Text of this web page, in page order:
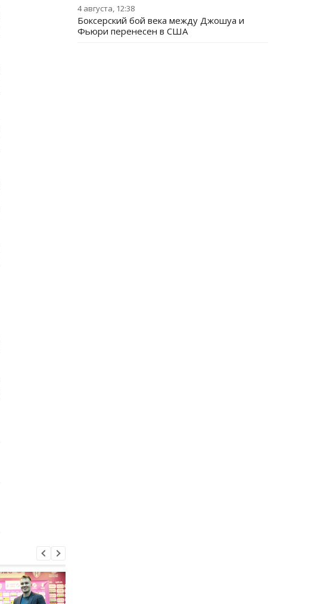
4 августа, 12:38
Боксерский бой века между Джошуа и
Фьюри перенесен в США